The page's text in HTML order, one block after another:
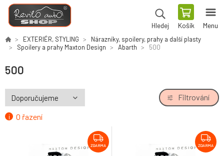
Hledej Košík Menu
EXTERIÉR, STYLING
Nárazníky, spoilery, prahy a další plasty
Spoilery a prahy Maxton Design
Abarth 500
500
O řazení
Filtrování
ZDARMA ZDARMA